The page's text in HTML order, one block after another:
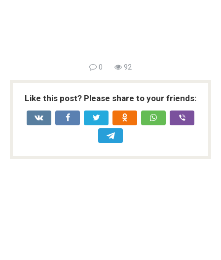
0 92
Like this post? Please share to your friends: